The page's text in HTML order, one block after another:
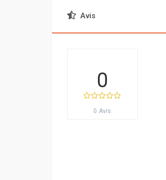
Avis
0
0 Avis